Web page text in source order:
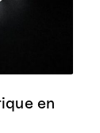
en